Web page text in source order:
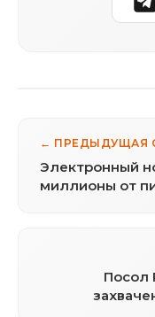
← ПРЕДЫДУЩАЯ
Электронный
миллионы от
Посол